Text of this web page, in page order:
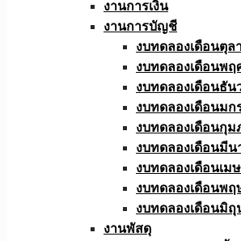
งานการเงิน
งานการบัญชี
งบทดลองเดือนตุล
งบทดลองเดือนพฤ
งบทดลองเดือนธัน
งบทดลองเดือนมก
งบทดลองเดือนกุม
งบทดลองเดือนมีน
งบทดลองเดือนเม
งบทดลองเดือนพ
งบทดลองเดือนมิถุ
งานพัสดุ